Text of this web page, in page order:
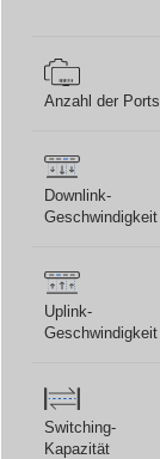
Anzahl der Ports
Downlink-
Geschwindigkeit
Uplink-
Geschwindigkeit
Switching-
Kapazität